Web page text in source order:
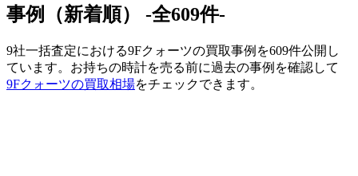
事例（新着順） -全609件-
9社一括査定における9Fクォーツの買取事例を609件公開し
ています。お持ちの時計を売る前に過去の事例を確認して
9Fクォーツの買取相場をチェックできます。